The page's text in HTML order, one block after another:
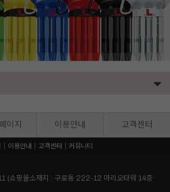
이지 이용안내 고객센터
이용안내 고객센터 커뮤니티
(쇼핑몰소재지 : 구로동 222-12 마리오타워 14층